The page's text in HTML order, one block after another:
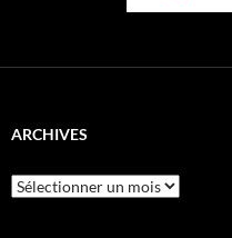
ARCHIVES
Archives